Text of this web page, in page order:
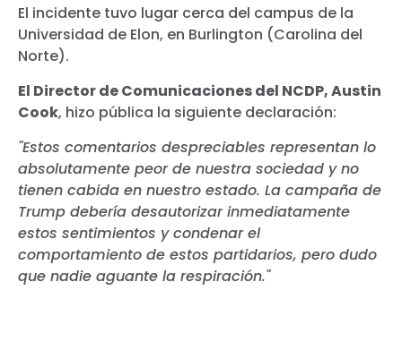
El incidente tuvo lugar cerca del campus de la
Universidad de Elon, en Burlington (Carolina del
Norte).
El Director de Comunicaciones del NCDP, Austin
Cook, hizo pública la siguiente declaración:
"Estos comentarios despreciables representan lo
absolutamente peor de nuestra sociedad y no
tienen cabida en nuestro estado. La campaña de
Trump debería desautorizar inmediatamente
estos sentimientos y condenar el
comportamiento de estos partidarios, pero dudo
que nadie aguante la respiración."